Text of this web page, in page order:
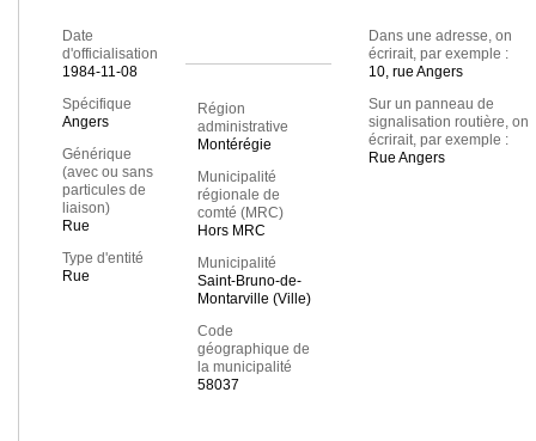
Date
d'officialisation
1984-11-08
Spécifique
Angers
Générique
(avec ou sans
particules de
liaison)
Rue
Type d'entité
Rue
Région
administrative
Montérégie
Municipalité
régionale de
comté (MRC)
Hors MRC
Municipalité
Saint-Bruno-de-
Montarville (Ville)
Code
géographique de
la municipalité
58037
Dans une adresse, on
écrirait, par exemple :
10, rue Angers
Sur un panneau de
signalisation routière, on
écrirait, par exemple :
Rue Angers